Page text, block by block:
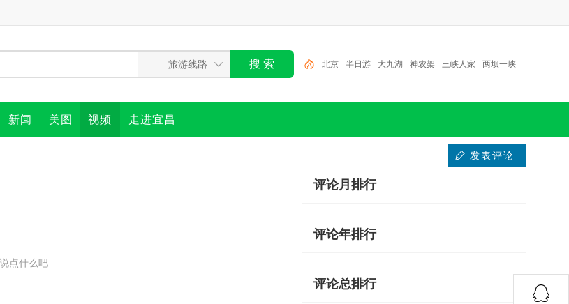
北京 半日游 大九湖 神农架 三峡人家 两坝一峡
新闻 美图 视频 走进宜昌
发表评论
点什么吧
评论月排行
评论年排行
评论总排行